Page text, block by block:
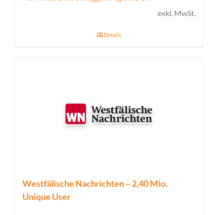
exkl. MwSt.
Details
Westfälische Nachrichten – 2,40 Mio.
Unique User